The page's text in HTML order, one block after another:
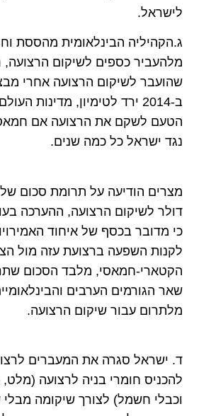
לישראל.
ג.הקהיליה הבינלאומית מהססת
מלהעביר כספים לשיקום הרצועה,
שהועבר לשיקום הרצועה אחרי
ב-2014 ירד לטימיון, מדינות
הטעם לשקם את הרצועה אם
נגד ישראל כל כמה שנים.
דולר לשיקום הרצועה, ההערכה
כי מדובר בכסף של איחוד
לקנות השפעה ברצועת עזה מול
הקטארי-חמאסי, מלבד הסכום
שאר הגורמים הערבים
מלתרום עבור שיקום הרצועה.
ד. ישראל סגרה את המעברים
להכניס חומרי בניה לרצועה
וכבלי חשמל) לצורך שיקומה מבלי